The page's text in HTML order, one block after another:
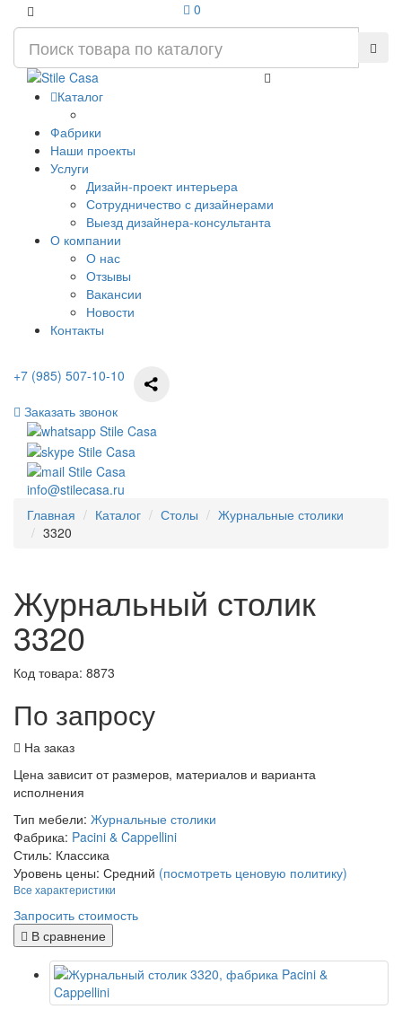
0
Каталог
Фабрики
Наши проекты
Услуги
Дизайн-проект интерьера
Сотрудничество с дизайнерами
Выезд дизайнера-консультанта
О компании
О нас
Отзывы
Вакансии
Новости
Контакты
+7 (985) 507-10-10
Заказать звонок
info@stilecasa.ru
Главная
Каталог Столы
Журнальные столики
3320
Журнальный столик
3320
Код товара: 8873
По запросу
На заказ
Цена зависит от размеров, материалов и варианта
исполнения
Тип мебели: Журнальные столики
Фабрика: Pacini & Cappellini
Стиль: Классика
Уровень цены: Средний (посмотреть ценовую политику)
Все характеристики
Запросить стоимость
В сравнение